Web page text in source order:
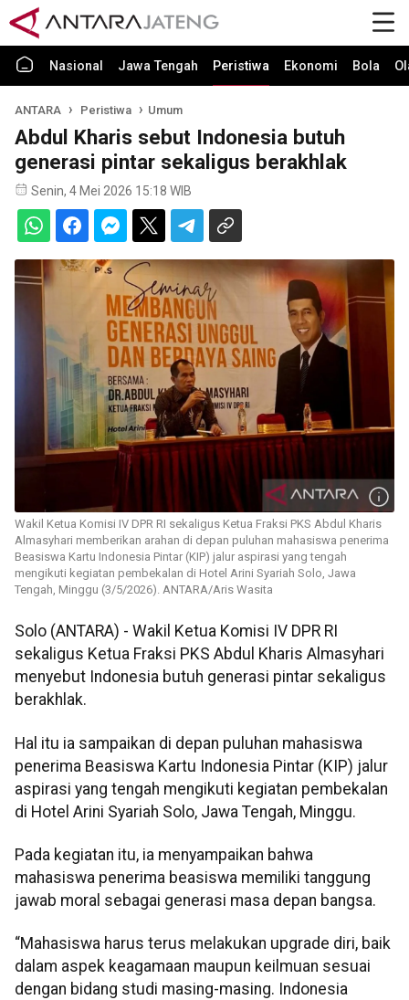
Nasional Jawa Tengah Peristiwa Ekonomi Bola
ANTARA Peristiwa Umum
Abdul Kharis sebut Indonesia butuh
generasi pintar sekaligus berakhlak
Senin, 4 Mei 2026 15:18 WIB
Wakil Ketua Komisi IV DPR RI sekaligus Ketua Fraksi PKS Abdul Kharis
Almasyhari memberikan arahan di depan puluhan mahasiswa penerima
Beasiswa Kartu Indonesia Pintar (KIP) jalur aspirasi yang tengah
mengikuti kegiatan pembekalan di Hotel Arini Syariah Solo, Jawa
Tengah, Minggu (3/5/2026). ANTARA/Aris Wasita
Solo (ANTARA) - Wakil Ketua Komisi IV DPR RI
sekaligus Ketua Fraksi PKS Abdul Kharis Almasyhari
menyebut Indonesia butuh generasi pintar sekaligus
berakhlak.
Hal itu ia sampaikan di depan puluhan mahasiswa
penerima Beasiswa Kartu Indonesia Pintar (KIP) jalur
aspirasi yang tengah mengikuti kegiatan pembekalan
di Hotel Arini Syariah Solo, Jawa Tengah, Minggu.
Pada kegiatan itu, ia menyampaikan bahwa
mahasiswa penerima beasiswa memiliki tanggung
jawab moral sebagai generasi masa depan bangsa.
“Mahasiswa harus terus melakukan upgrade diri, baik
dalam aspek keagamaan maupun keilmuan sesuai
dengan bidang studi masing-masing. Indonesia